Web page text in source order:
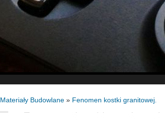
Materiały Budowlane » Fenomen kostki granitowej.